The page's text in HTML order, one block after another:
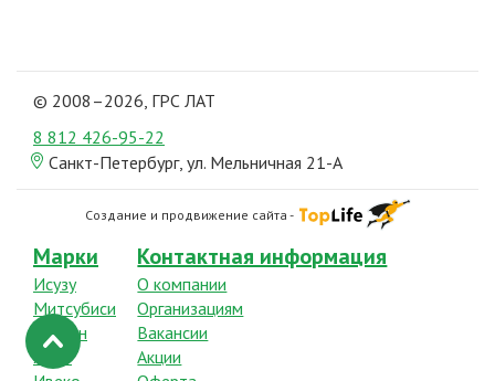
Марки
Исузу
Митсубиси
Ниссан
Хино
Контактная информация
О компании
Организациям
Вакансии
Акции
© 2008–2026, ГРС ЛАТ
8 812 426-95-22
Санкт-Петербург, ул. Мельничная 21-А
Создание и продвижение сайта -